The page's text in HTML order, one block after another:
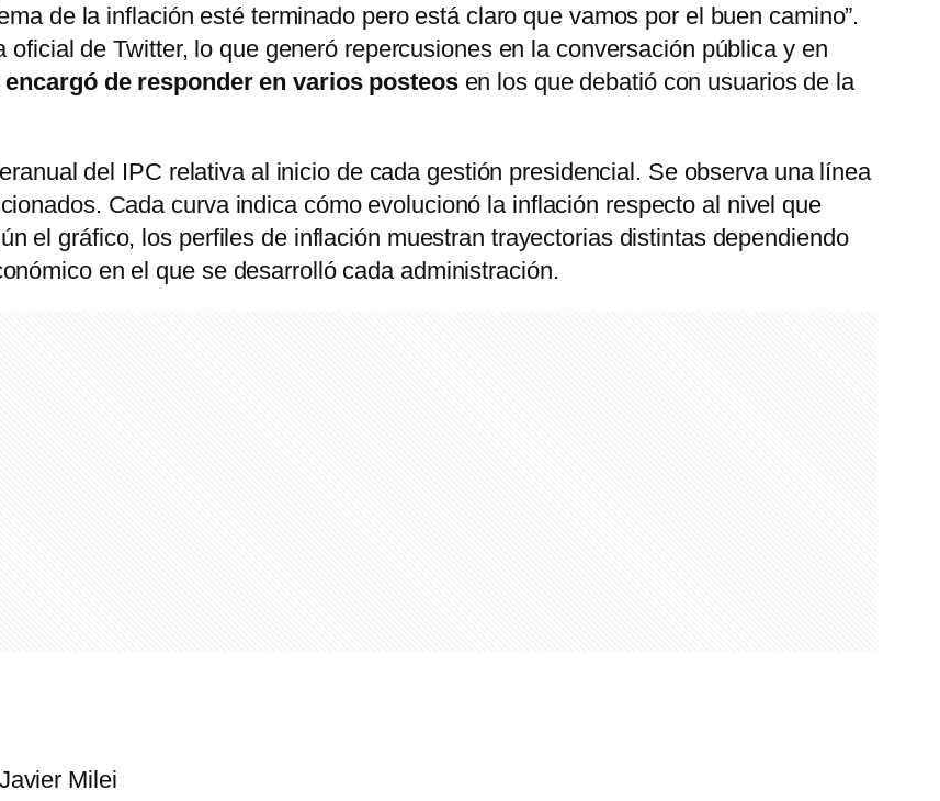
de la inflación esté terminado pero está claro que vamos por el buen camino”.
de Twitter, lo que generó repercusiones en la conversación pública y en
de responder en varios posteosen los que debatió con usuarios de la
del IPC relativa al inicio de cada gestión presidencial. Se observa una línea
Cada curva indica cómo evolucionó la inflación respecto al nivel que
el gráfico, los perfiles de inflación muestran trayectorias distintas dependiendo
en el que se desarrolló cada administración.
Milei